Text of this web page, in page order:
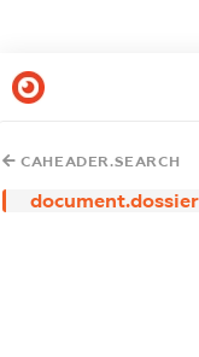
CAHEADER.SEARCH
document.dossier